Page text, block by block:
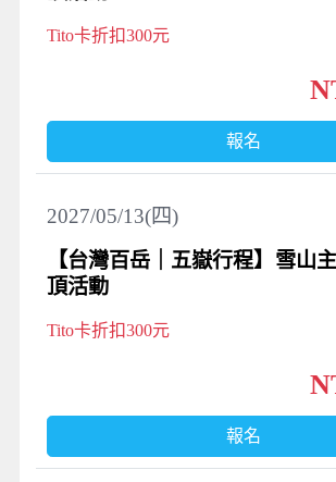
Tito卡折扣300元
報名
2027/05/13(四)
【台灣百岳｜五嶽行程】雪山
頂活動
Tito卡折扣300元
報名